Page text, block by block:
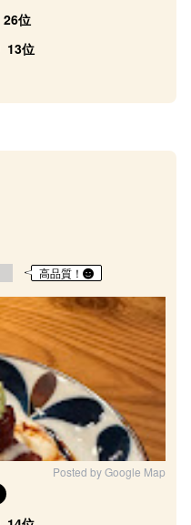
26位
13位
高品質！
Posted by Google Map